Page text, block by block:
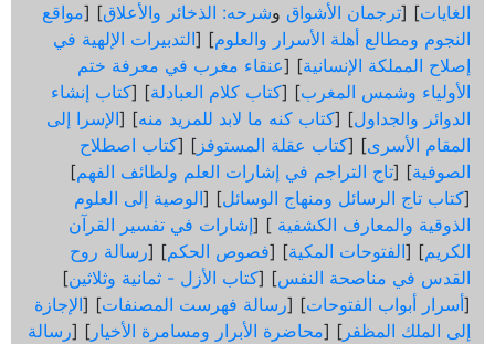
الغايات] [ترجمان الأشواق وشرحه: الذخائر والأعلاق] [مواقع
النجوم ومطالع أهلة الأسرار والعلوم] [التدبيرات الإلهية في
إصلاح المملكة الإنسانية] [عنقاء مغرب في معرفة ختم
الأولياء وشمس المغرب] [كتاب كلام العبادلة] [كتاب إنشاء
الدوائر والجداول] [كتاب كنه ما لابد للمريد منه] [الإسرا إلى
المقام الأسرى] [كتاب عقلة المستوفز ] [كتاب اصطلاح
الصوفية] [تاج التراجم في إشارات العلم ولطائف الفهم]
[كتاب تاج الرسائل ومنهاج الوسائل] [الوصية إلى العلوم
الذوقية والمعارف الكشفية ] [إشارات في تفسير القرآن
الكريم] [الفتوحات المكية] [فصوص الحكم] [رسالة روح
القدس في مناصحة النفس] [كتاب الأزل - ثمانية وثلاثين]
[أسرار أبواب الفتوحات] [رسالة فهرست المصنفات] [الإجازة
إلى الملك المظفر ] [محاضرة الأبرار ومسامرة الأخيار ] [رسالة